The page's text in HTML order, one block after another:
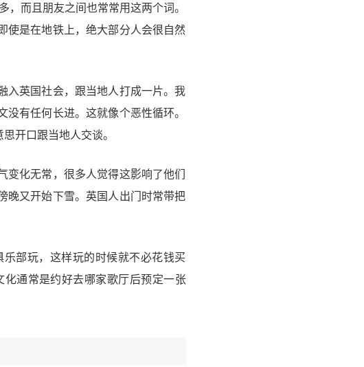
，而且朋友之间也常常用这两个词。
使是在地铁上，绝大部分人会很自然
入英国社会，跟当地人打成一片。我
有任何长进。这就像个恶性循环。
开口跟当地人交谈。
变化无常，很多人觉得这影响了他们
晚又开始下雪。英国人出门时常带把
部玩，这样玩的时候就不必花钱买
化通常是约好去哪家歌厅后预定一张